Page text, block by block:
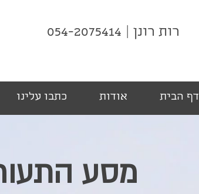
רות רונן | 054-2075414
דף הבית אודות כתבו עלינו
מסע